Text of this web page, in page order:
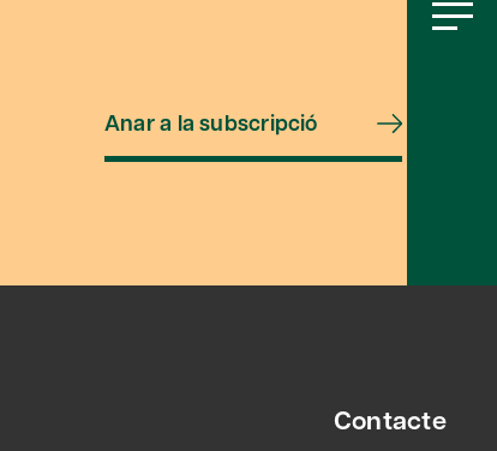
Anar a la subscripció
Contacte